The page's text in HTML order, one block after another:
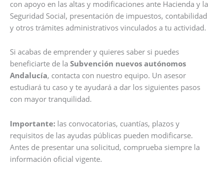
con apoyo en las altas y modificaciones ante Hacienda y la
Seguridad Social, presentación de impuestos, contabilidad
y otros trámites administrativos vinculados a tu actividad.
Si acabas de emprender y quieres saber si puedes
beneficiarte de la Subvención nuevos autónomos
Andalucía, contacta con nuestro equipo. Un asesor
estudiará tu caso y te ayudará a dar los siguientes pasos
con mayor tranquilidad.
Importante: las convocatorias, cuantías, plazos y
requisitos de las ayudas públicas pueden modificarse.
Antes de presentar una solicitud, comprueba siempre la
información oficial vigente.